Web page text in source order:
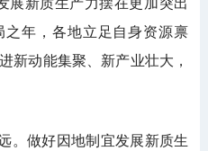
展新质生产力摆在更加突出
之年，各地立足自身资源禀
新动能集聚、新产业壮大，
做好因地制宜发展新质生